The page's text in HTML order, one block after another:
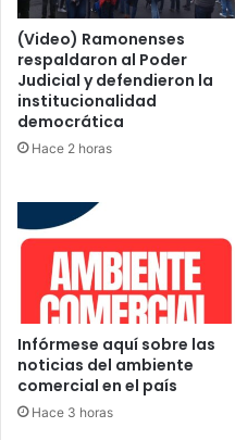
(Video) Ramonenses
respaldaron al Poder
Judicial y defendieron la
institucionalidad
democrática
Hace 2 horas
Infórmese aquí sobre las
noticias del ambiente
comercial en el país
Hace 3 horas